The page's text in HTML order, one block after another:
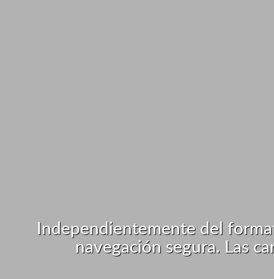
Independientemente del
navegación segura. Las